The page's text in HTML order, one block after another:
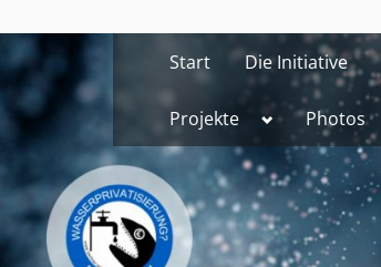
to
content
Start Die Initiative
Projekte Toggle
menu
Photos